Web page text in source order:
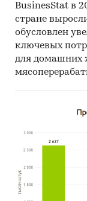
BusinesStat в
стране
обусловлен
ключевых
для домашних